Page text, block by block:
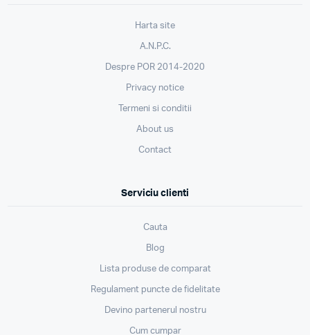
Harta site
A.N.P.C.
Despre POR 2014-2020
Privacy notice
Termeni si conditii
About us
Contact
Serviciu clienti
Cauta
Blog
Lista produse de comparat
Regulament puncte de fidelitate
Devino partenerul nostru
Cum cumpar